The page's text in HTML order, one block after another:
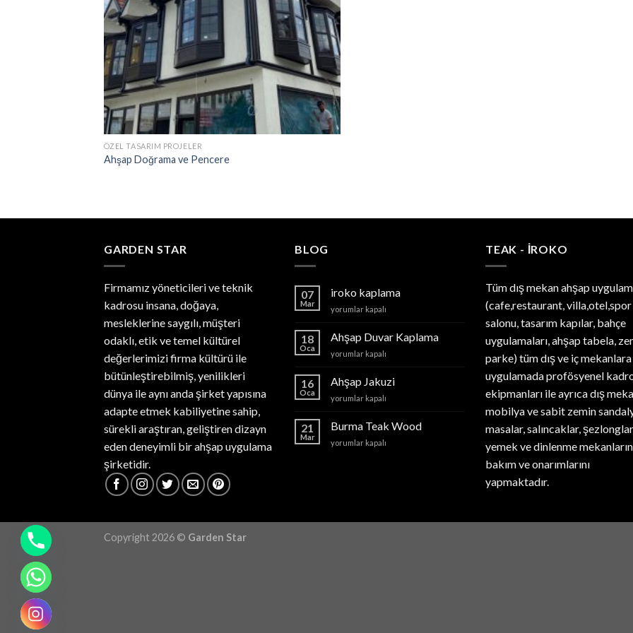
ÖZEL TASARIM PROJELER
Ahşap Doğrama ve Pencere
GARDEN STAR
Firmamız yöneticileri ve teknik
kadrosu insana, doğaya,
mesleklerine saygılı, müşteri
odaklı, etik ve temel kültürel
değerlerimizi firma kültürü ile
bütünleştirebilmiş, yenilikleri
dünya ile aynı anda şirket yapısına
adapte etmek kabiliyetine sahip,
sürekli araştıran, geliştiren dizayn
eden deneyimli bir ahşap uygulama
şirketidir.
BLOG
07
Mar
iroko kaplama
iroko
için
yorumlar kapalı
18
Oca
Ahşap Duvar Kaplama
Ahşap
Kaplama
yorumlar kapalı
16
Oca
Ahşap Jakuzi
Ahşap
için
yorumlar kapalı
21
Mar
Burma Teak Wood
Burma
yorumlar kapalı
TEAK - IROKO
Tüm dış mekan ahşap
(cafe,restaurant, villa,otel,spor
salonu, tasarım kapılar, bahçe
uygulamaları, ahşap tabela,
parke) tüm dış ve iç mekanlara
uygulamada profösyenel
ekipmanları ile ayrıca dış
mobilya ve sabit zemin
masalar, salıncaklar,
yemek ve dinlenme
bakım ve onarımlarını
yapmaktadır.
Copyright 2026 © Garden Star